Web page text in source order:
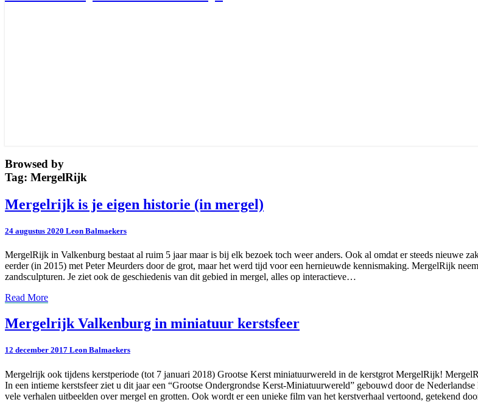
Browsed by
Tag: MergelRijk
Mergelrijk
is
eigen
(in
mergel)
Mergelrijk is je eigen historie (in mergel)
24 augustus 2020 Leon Balmaekers
MergelRijk in Valkenburg bestaat al ruim 5 jaar maar is bij elk bezoek toch weer anders. Ook al omdat er steeds nieuwe
eerder (in 2015) met Peter Meurders door de grot, maar het werd tijd voor een hernieuwde kennismaking. MergelRijk
zandsculpturen. Je ziet ook de geschiedenis van dit gebied in mergel, alles op interactieve…
Read MoreRead
Mergelrijk
Valkenburg
miniatuur
Mergelrijk Valkenburg in miniatuur kerstsfeer
12 december 2017 Leon Balmaekers
Mergelrijk ook tijdens kerstperiode (tot 7 januari 2018) Grootse Kerst miniatuurwereld in de kerstgrot MergelRijk!
In een intieme kerstsfeer ziet u dit jaar een “Grootse Ondergrondse Kerst-Miniatuurwereld” gebouwd door de
vele verhalen uitbeelden over mergel en grotten. Ook wordt er een unieke film van het kerstverhaal vertoond, getekend